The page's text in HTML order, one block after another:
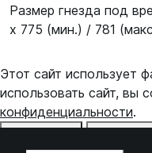
Размер гнезда под
х 775 (мин.) / 781
Этот сайт использует
использовать сайт, вы
конфиденциальности.